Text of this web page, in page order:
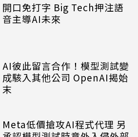
開口免打字 Big Tech押注語
音主導AI未來
AI彼此留言合作！模型測試變
成駭入其他公司 OpenAI揭始
末
Meta低價搶攻AI程式代理 另